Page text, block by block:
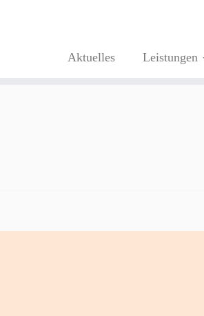
Aktuelles Leistungen